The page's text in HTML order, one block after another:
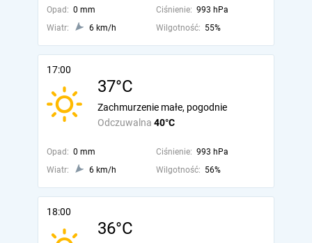
Opad: 0 mm Ciśnienie: 993 hPa
Wiatr:
6 km/h Wilgotność: 55%
17:00
37°C
Odczuwalna 40°C
Zachmurzenie małe, pogodnie
Opad: 0 mm Ciśnienie: 993 hPa
Wiatr:
6 km/h Wilgotność: 56%
18:00
36°C